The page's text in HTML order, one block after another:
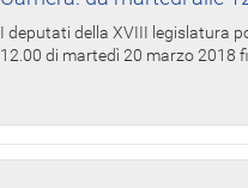
I deputati della XVIII legislatura
12.00 di martedì 20 marzo 2018